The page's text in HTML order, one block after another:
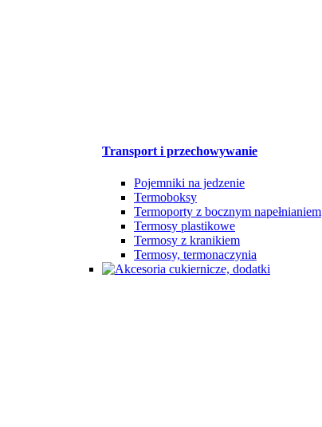
Transport i przechowywanie
Pojemniki na jedzenie
Termoboksy
Termoporty z bocznym napełnianiem
Termosy plastikowe
Termosy z kranikiem
Termosy, termonaczynia